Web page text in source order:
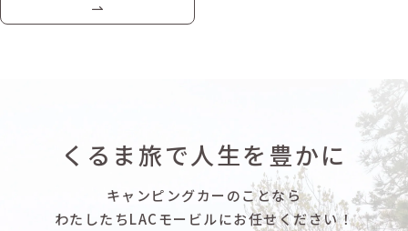
くるま旅で人生を豊かに
キャンピングカーのことなら
わたしたちLACモービルにお任せください！